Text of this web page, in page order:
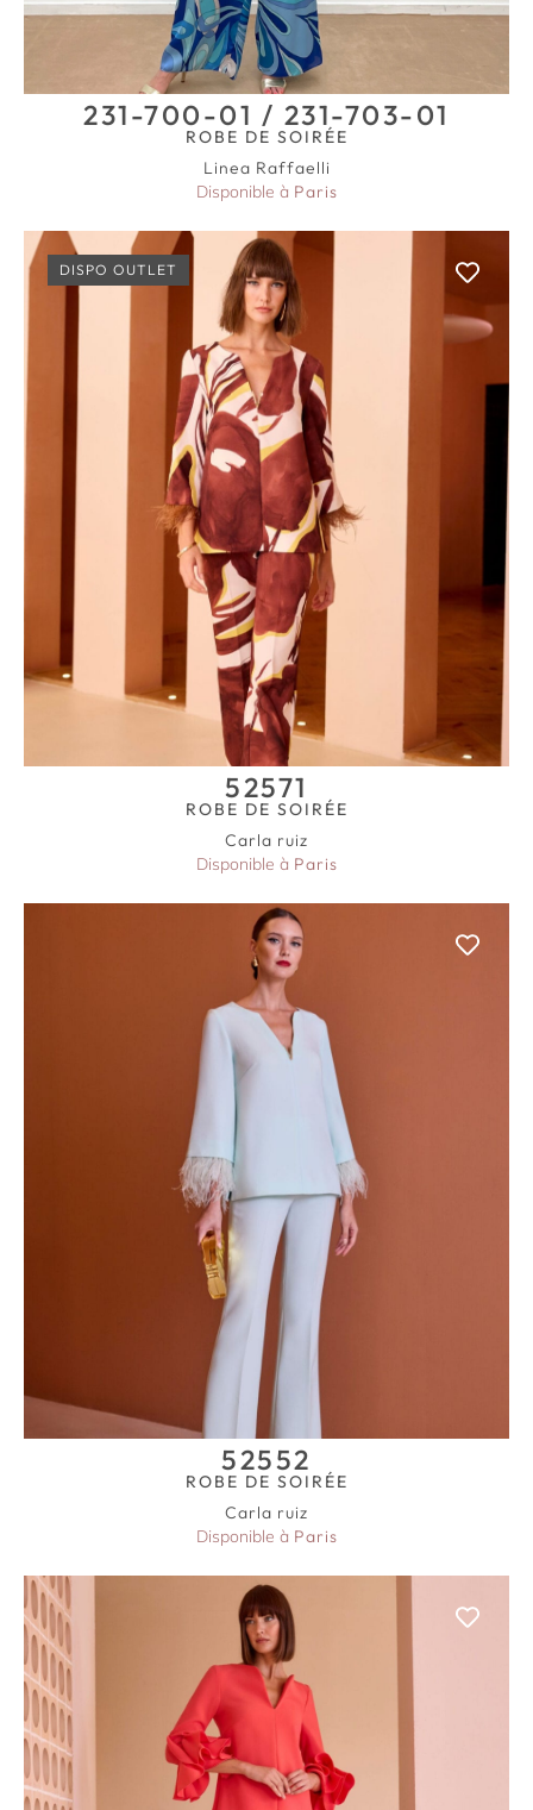
231-700-01 / 231-703-01
ROBE DE SOIRÉE
Linea Raffaelli
Disponible à Paris
DISPO OUTLET
52571
ROBE DE SOIRÉE
Carla ruiz
Disponible à Paris
52552
ROBE DE SOIRÉE
Carla ruiz
Disponible à Paris